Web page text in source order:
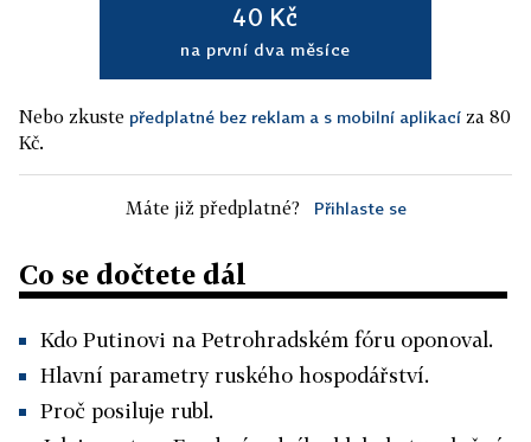
40 Kč
na první dva měsíce
Nebo zkuste předplatné bez reklam a s mobilní aplikací za 80
Kč.
Máte již předplatné? Přihlaste se
Co se dočtete dál
Kdo Putinovi na Petrohradském fóru oponoval.
Hlavní parametry ruského hospodářství.
Proč posiluje rubl.